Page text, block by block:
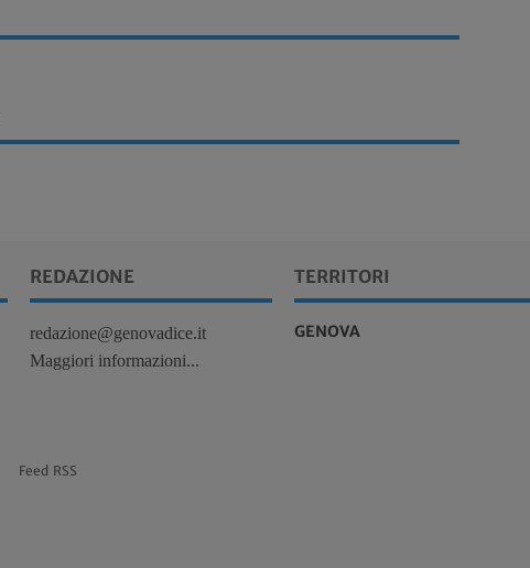
REDAZIONE
redazione@genovadice.it
Maggiori informazioni...
TERRITORI
GENOVA
Feed RSS